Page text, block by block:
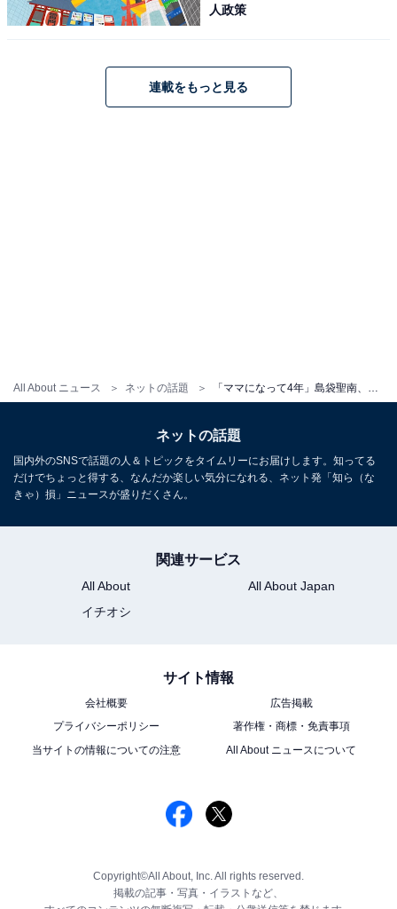
All About ニュース ネットの話題 「ママになって4年」島袋聖南、母の日にイケメン夫＆息子との“幸せ家族ショット”公開「毎日が幸せ」
人政策
連載をもっと見る
ネットの話題
国内外のSNSで話題の人＆トピックをタイムリーにお届けします。知ってる
だけでちょっと得する、なんだか楽しい気分になれる、ネット発「知ら（な
きゃ）損」ニュースが盛りだくさん。
関連サービス
All About
All About Japan
イチオシ
サイト情報
会社概要
広告掲載
プライバシーポリシー
著作権・商標・免責事項
当サイトの情報についての注意
All About ニュースについて
Copyright©All About, Inc. All rights reserved.
掲載の記事・写真・イラストなど、